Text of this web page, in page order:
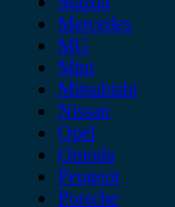
Mercedes
MG
Mini
Mitsubishi
Nissan
Opel
Omoda
Peugeot
Porsche